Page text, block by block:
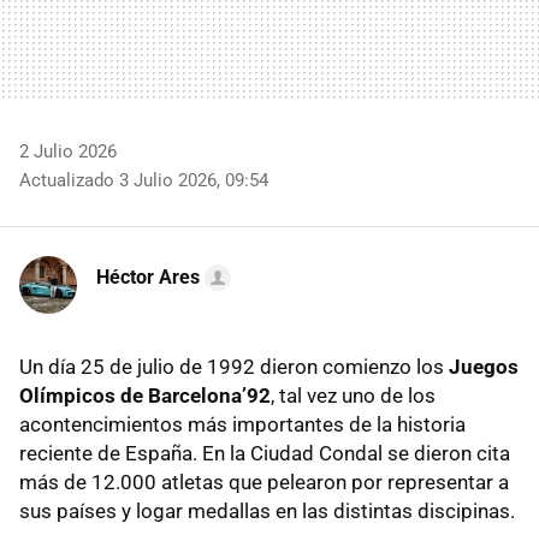
2 Julio 2026
Actualizado 3 Julio 2026, 09:54
Héctor Ares
Un día 25 de julio de 1992 dieron comienzo los Juegos
Olímpicos de Barcelona’92, tal vez uno de los
acontencimientos más importantes de la historia
reciente de España. En la Ciudad Condal se dieron cita
más de 12.000 atletas que pelearon por representar a
sus países y logar medallas en las distintas discipinas.